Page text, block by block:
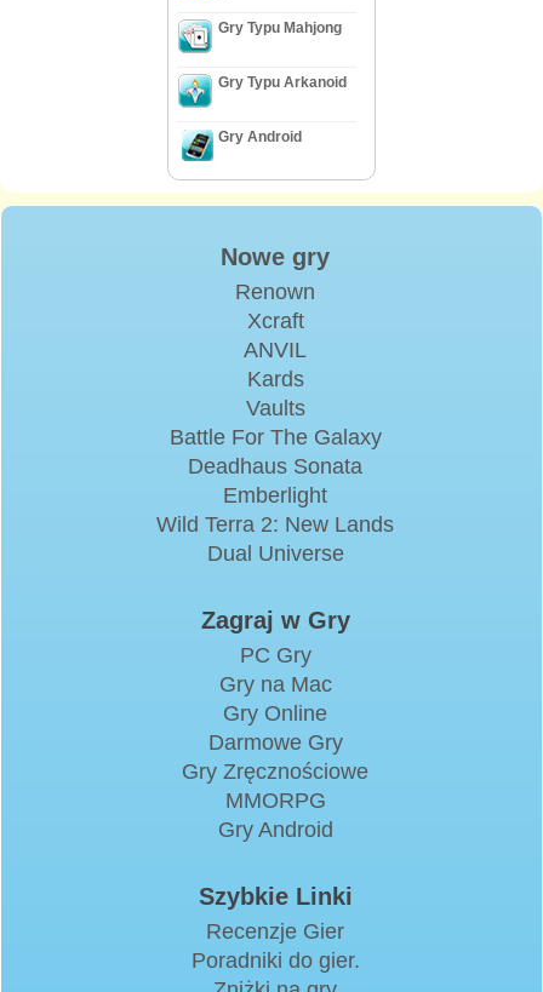
Gry Typu Mahjong
Gry Typu Arkanoid
Gry Android
Nowe gry
Renown
Xcraft
ANVIL
Kards
Vaults
Battle For The Galaxy
Deadhaus Sonata
Emberlight
Wild Terra 2: New Lands
Dual Universe
Zagraj w Gry
PC Gry
Gry na Mac
Gry Online
Darmowe Gry
Gry Zręcznościowe
MMORPG
Gry Android
Szybkie Linki
Recenzje Gier
Poradniki do gier.